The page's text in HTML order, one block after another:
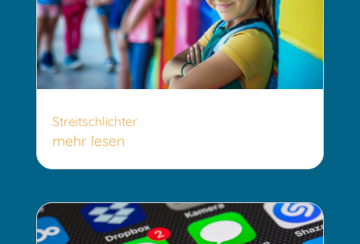
Streitschlichter
mehr lesen